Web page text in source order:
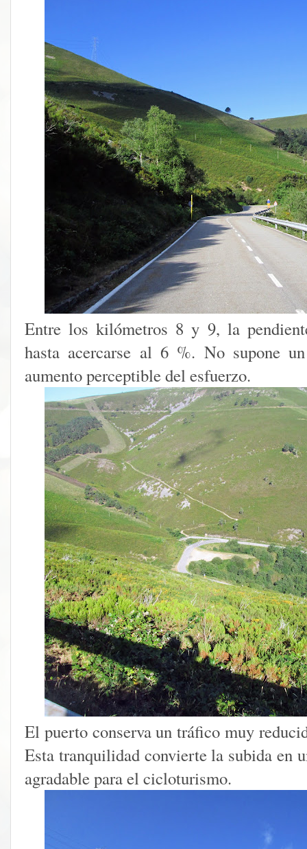
Entre los kilómetros 8 y 9, la
hasta acercarse al 6 %. No supone
aumento perceptible del esfuerzo.
El puerto conserva un tráfico muy
Esta tranquilidad convierte la subida en
agradable para el cicloturismo.